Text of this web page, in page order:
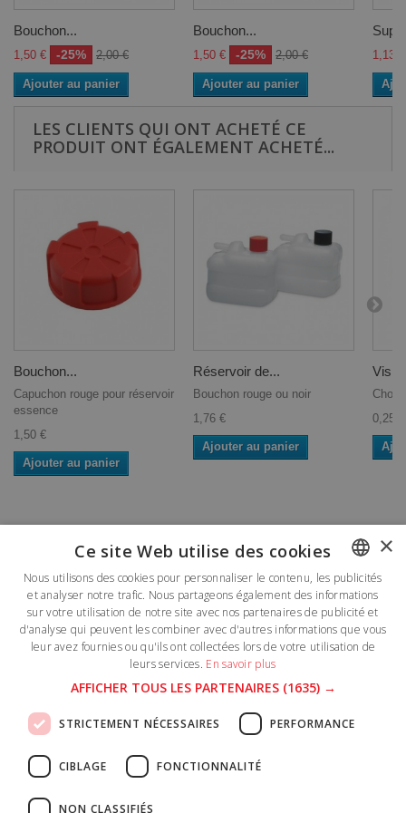
Bouchon...
1,50 € -25% 2,00 €
Ajouter au panier
Bouchon...
1,50 € -25% 2,00 €
Ajouter au panier
1,13 €
LES CLIENTS QUI ONT ACHETÉ CE
PRODUIT ONT ÉGALEMENT ACHETÉ...
Bouchon...
Capuchon rouge pour réservoir
essence
1,50 €
Ajouter au panier
Réservoir de...
Bouchon rouge ou noir
1,76 €
Ajouter au panier
Vis
0,25 €
Lettre d'informations
Informations
Mon compte
FRENCH
DUTCH
×
Ce site Web utilise des cookies
Nous utilisons des cookies pour personnaliser le contenu, les publicités
et analyser notre trafic. Nous partageons également des informations
sur votre utilisation de notre site avec nos partenaires de publicité et
d'analyse qui peuvent les combiner avec d'autres informations que vous
leur avez fournies ou qu'ils ont collectées lors de votre utilisation de
leurs services. En savoir plus
AFFICHER TOUS LES PARTENAIRES (1635) →
STRICTEMENT NÉCESSAIRES PERFORMANCE
CIBLAGE FONCTIONNALITÉ
NON CLASSIFIÉS